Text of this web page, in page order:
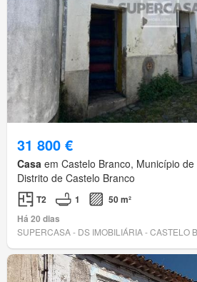
31 800 €
Casa em Castelo Branco, Município
Distrito de Castelo Branco
T2 1
50 m²
Há 20 dias
SUPERCASA - DS IMOBILIÁRIA - CASTELO